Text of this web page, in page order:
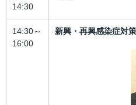
14:30
14:30～
16:00
新興・再興感染症対